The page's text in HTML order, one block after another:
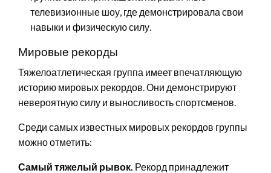
телевизионные шоу, где демонстрировала свои
навыки и физическую силу.
Мировые рекорды
Тяжелоатлетическая группа имеет впечатляющую
историю мировых рекордов. Они демонстрируют
невероятную силу и выносливость спортсменов.
Среди самых известных мировых рекордов группы
можно отметить:
Самый тяжелый рывок. Рекорд принадлежит